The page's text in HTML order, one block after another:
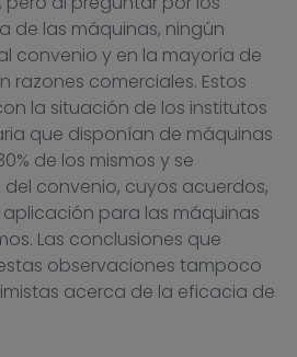
de las máquinas, ningún
convenio y en la mayoría de
razones comerciales. Estos
la situación de los institutos
que disponían de máquinas
de los mismos y se
convenio, cuyos acuerdos,
para las máquinas
Las conclusiones que
observaciones tampoco
acerca de la eficacia de